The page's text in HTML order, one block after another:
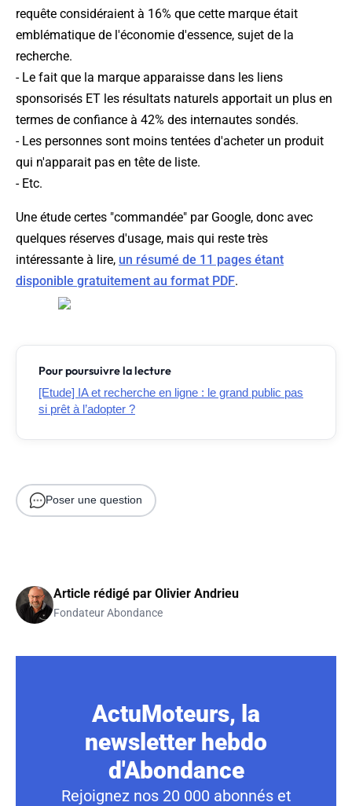
requête considéraient à 16% que cette marque était
emblématique de l'économie d'essence, sujet de la
recherche.
- Le fait que la marque apparaisse dans les liens
sponsorisés ET les résultats naturels apportait un plus en
termes de confiance à 42% des internautes sondés.
- Les personnes sont moins tentées d'acheter un produit
qui n'apparait pas en tête de liste.
- Etc.
Une étude certes "commandée" par Google, donc avec
quelques réserves d'usage, mais qui reste très
intéressante à lire, un résumé de 11 pages étant
disponible gratuitement au format PDF.
Pour poursuivre la lecture
[Etude] IA et recherche en ligne : le grand public pas
si prêt à l’adopter ?
Poser une question
Article rédigé par Olivier Andrieu
Fondateur Abondance
ActuMoteurs, la
newsletter hebdo
d'Abondance
Rejoignez nos 20 000 abonnés et